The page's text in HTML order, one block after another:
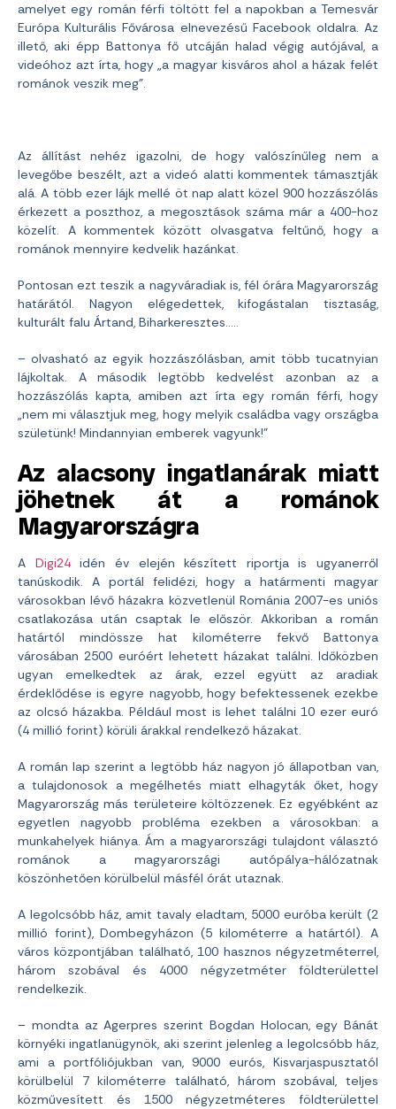
amelyet egy román férfi töltött fel a napokban a Temesvár
Európa Kulturális Fővárosa elnevezésű Facebook oldalra. Az
illető, aki épp Battonya fő utcáján halad végig autójával, a
videóhoz azt írta, hogy „a magyar kisváros ahol a házak felét
románok veszik meg”.
Az állítást nehéz igazolni, de hogy valószínűleg nem a
levegőbe beszélt, azt a videó alatti kommentek támasztják
alá. A több ezer lájk mellé öt nap alatt közel 900 hozzászólás
érkezett a poszthoz, a megosztások száma már a 400-hoz
közelít. A kommentek között olvasgatva feltűnő, hogy a
románok mennyire kedvelik hazánkat.
Pontosan ezt teszik a nagyváradiak is, fél órára Magyarország
határától. Nagyon elégedettek, kifogástalan tisztaság,
kulturált falu Ártand, Biharkeresztes..…
– olvasható az egyik hozzászólásban, amit több tucatnyian
lájkoltak. A második legtöbb kedvelést azonban az a
hozzászólás kapta, amiben azt írta egy román férfi, hogy
„nem mi választjuk meg, hogy melyik családba vagy országba
születünk! Mindannyian emberek vagyunk!”
Az alacsony ingatlanárak miatt
jöhetnek át a románok
Magyarországra
A Digi24idén év elején készített riportja is ugyanerről
tanúskodik. A portál felidézi, hogy a határmenti magyar
városokban lévő házakra közvetlenül Románia 2007-es uniós
csatlakozása után csaptak le először. Akkoriban a román
határtól mindössze hat kilométerre fekvő Battonya
városában 2500 euróért lehetett házakat találni. Időközben
ugyan emelkedtek az árak, ezzel együtt az aradiak
érdeklődése is egyre nagyobb, hogy befektessenek ezekbe
az olcsó házakba. Például most is lehet találni 10 ezer euró
(4 millió forint) körüli árakkal rendelkező házakat.
A román lap szerint a legtöbb ház nagyon jó állapotban van,
a tulajdonosok a megélhetés miatt elhagyták őket, hogy
Magyarország más területeire költözzenek. Ez egyébként az
egyetlen nagyobb probléma ezekben a városokban: a
munkahelyek hiánya. Ám a magyarországi tulajdont választó
románok a magyarországi autópálya-hálózatnak
köszönhetően körülbelül másfél órát utaznak.
A legolcsóbb ház, amit tavaly eladtam, 5000 euróba került (2
millió forint), Dombegyházon (5 kilométerre a határtól). A
város központjában található, 100 hasznos négyzetméterrel,
három szobával és 4000 négyzetméter földterülettel
rendelkezik.
– mondta az Agerpres szerint Bogdan Holocan, egy Bánát
környéki ingatlanügynök, aki szerint jelenleg a legolcsóbb ház,
ami a portfóliójukban van, 9000 eurós, Kisvarjaspusztatól
körülbelül 7 kilométerre található, három szobával, teljes
közművesített és 1500 négyzetméteres földterülettel